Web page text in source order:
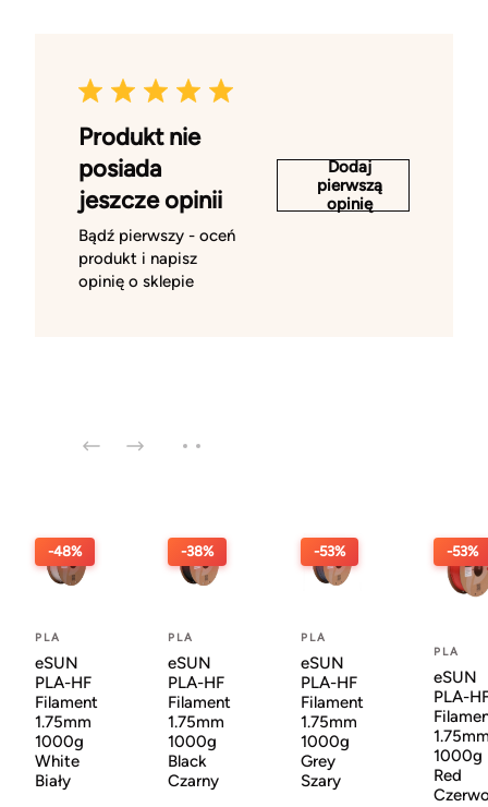
Produkt nie
posiada
jeszcze opinii
Bądź pierwszy - oceń
produkt i napisz
opinię o sklepie
Dodaj
pierwszą
opinię
-48%
PLA
eSUN
PLA-HF
Filament
1.75mm
1000g
White
Biały
-38%
PLA
eSUN
PLA-HF
Filament
1.75mm
1000g
Black
Czarny
-53%
PLA
eSUN
PLA-HF
Filament
1.75mm
1000g
Grey
Szary
-53%
PLA
eSUN
PLA-
1000g
Red